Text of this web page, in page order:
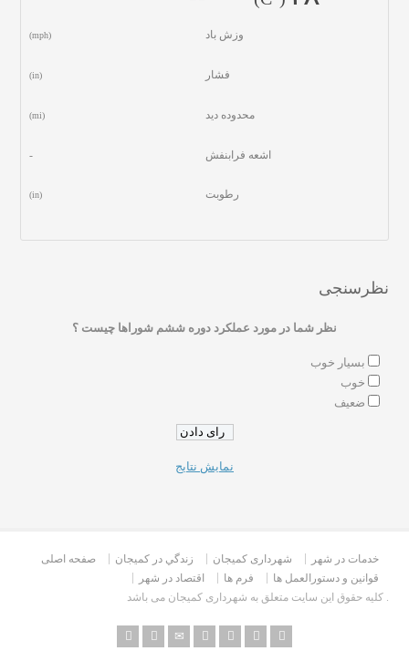
وزش باد (mph)
فشار (in)
محدوده دید (mi)
اشعه فرابنفش -
رطوبت (in)
نظرسنجی
نظر شما در مورد عملکرد دوره ششم شوراها چیست ؟
بسیار خوب
خوب
ضعیف
نمایش نتایج
صفحه اصلی زندگي در كميجان شهرداری کمیجان
خدمات در شهر
اقتصاد در شهر
فرم ها
قوانین و دستورالعمل ها
کلیه حقوق این سایت متعلق به شهرداری کمیجان می باشد .